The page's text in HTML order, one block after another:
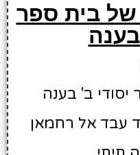
של בית ספר
ב' בענה
עבד אל רחמאן